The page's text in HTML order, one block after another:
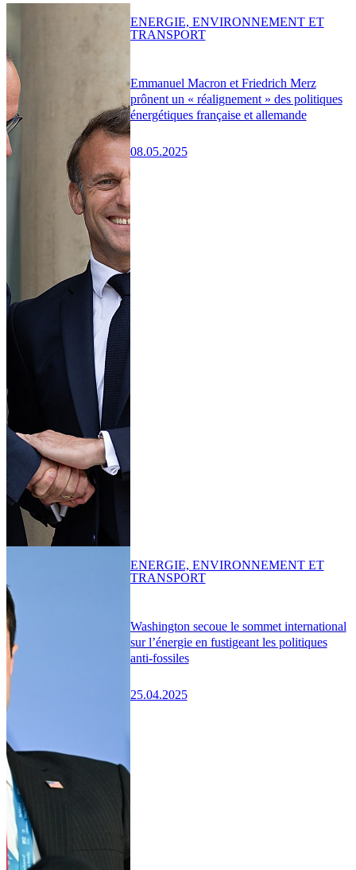
Emmanuel Macron et Friedrich Merz
prônent un « réalignement » des politiques
énergétiques française et allemande
08.05.2025
ENERGIE, ENVIRONNEMENT ET
TRANSPORT
Washington secoue le sommet international
sur l’énergie en fustigeant les politiques
anti-fossiles
25.04.2025
ENERGIE, ENVIRONNEMENT ET
TRANSPORT